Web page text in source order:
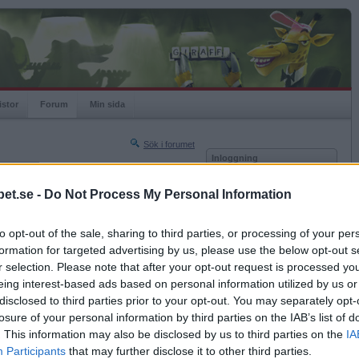
- Do Not Process My Personal Information
opt-out of the sale, sharing to third parties, or processing of your
for targeted advertising by us, please use the below opt-out
selection. Please note that after your opt-out request is processed
interest-based ads based on personal information utilized by us
to third parties prior to your opt-out. You may separately
of your personal information by third parties on the IAB’s list of
This information may also be disclosed by us to third parties on the
Participants that may further disclose it to other third parties.
Forum Min sida
Sök i forumet
Nästa sida »
2012-10-14 16:47
så här.
Inloggning
Kom ihåg mig
Glömt ditt lösenord?
Få ny aktiveringslänk
Betapet är gratis!